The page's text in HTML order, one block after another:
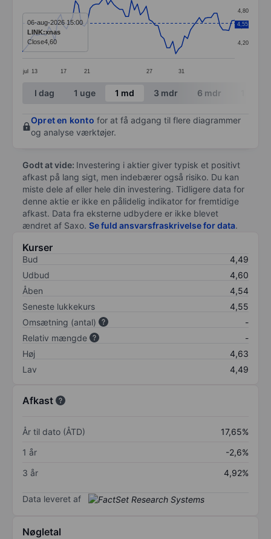
Line chart with 73 data points.
The chart has 1 X axis displaying categories.
The chart has 1 Y axis displaying values. Data
jul 13 17 21 27 31
4,20
4,50
4,80
4,55
06-aug-2026 15:00
LINK:xnas
Close4,60
End of interactive chart.
I dag 1 uge 1 md 3 mdr 6 mdr
Opret en konto for at få adgang til flere diagrammer
og analyse værktøjer.
Godt at vide: Investering i aktier giver typisk et positivt
afkast på lang sigt, men indebærer også risiko. Du kan
miste dele af eller hele din investering. Tidligere data for
denne aktie er ikke en pålidelig indikator for fremtidige
afkast. Data fra eksterne udbydere er ikke blevet
ændret af Saxo. Se fuld ansvarsfraskrivelse for data.
Kurser
Bud
4,49
Udbud
4,60
Åben
4,54
Seneste lukkekurs
4,55
Omsætning (antal)
-
Relativ mængde
-
Høj
4,63
Lav
4,49
Afkast
År til dato (ÅTD)
17,65%
1 år
-2,6%
3 år
4,92%
Data leveret af
Nøgletal